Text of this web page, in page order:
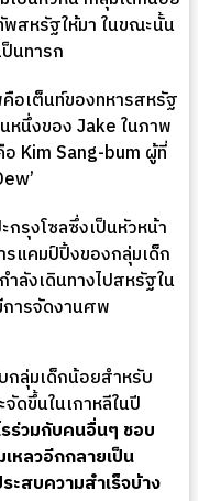
สหรัฐให้มา ในขณะนั้น
นทารก
อเต็นท์ของทหารสหรัฐ
หนึ่งของ Jake ในภาพ
Kim Sang-bum ผู้ที่
รุงโซลซึ่งเป็นหัวหน้า
แคมป์ปิ้งของกลุ่มเด็ก
ลังเดินทางไปสหรัฐใน
การจัดงานศพ
ลุ่มเด็กน้อยสำหรับ
ดขึ้นในเกาหลีในปี
ร่วมกับคนอื่นๆ ชอบ
หลวอีกกลายเป็น
ะสบความสำเร็จบ้าง